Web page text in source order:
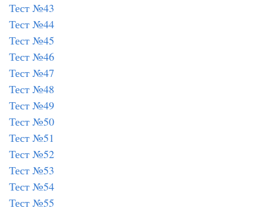
Тест №43
Тест №44
Тест №45
Тест №46
Тест №47
Тест №48
Тест №49
Тест №50
Тест №51
Тест №52
Тест №53
Тест №54
Тест №55